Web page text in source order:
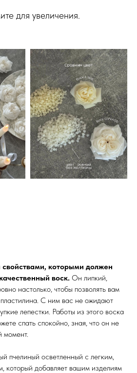
для увеличения.
свойствами, которыми должен
воск. Он липкий,
настолько, чтобы позволять вам
пластилина. С ним вас не ожидают
лепестки. Работы из этого воска
спать спокойно, зная, что он не
момент.
пчелиный осветленный с легким,
который добавляет вашим изделиям